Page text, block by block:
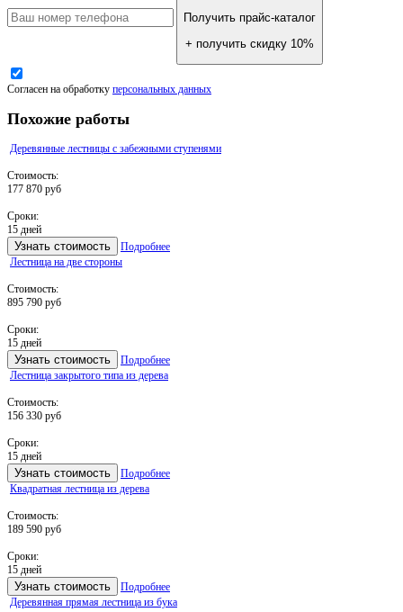
Получить прайс-каталог
+ получить скидку 10%
Согласен на обработку персональных данных
Похожие работы
Деревянные лестницы с забежными ступенями
Стоимость:
177 870 руб
Сроки:
15 дней
Узнать стоимость
Подробнее
Лестница на две стороны
Стоимость:
895 790 руб
Сроки:
15 дней
Узнать стоимость
Подробнее
Лестница закрытого типа из дерева
Стоимость:
156 330 руб
Сроки:
15 дней
Узнать стоимость
Подробнее
Квадратная лестница из дерева
Стоимость:
189 590 руб
Сроки:
15 дней
Узнать стоимость
Подробнее
Деревянная прямая лестница из бука